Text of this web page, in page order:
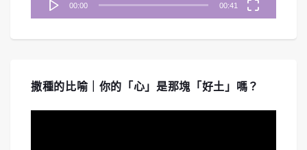
00:00 00:41
撒種的比喻｜你的「心」是那塊「好土」嗎？